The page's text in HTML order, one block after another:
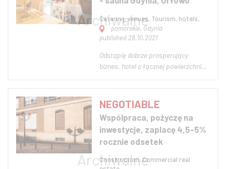
oso...
Catering, venues, Tourism, hotels,
pomorskie, Gdynia
published 28.10.2021
Odstąpię dobrze prosperujący
biznes, hotel o łącznej powierzchni
pokoi o wysokim standardzie, każdy z
nowoczesną łazienką .Hotel może
gościć w obecnej formie 35 osób.
Pokoje rozmieszczone...
NEGOTIABLE
Wspólpraca, pożyczę na
inwestycje, zaplacę 4,5-5%
rocznie odsetek
Construction, Commercial real